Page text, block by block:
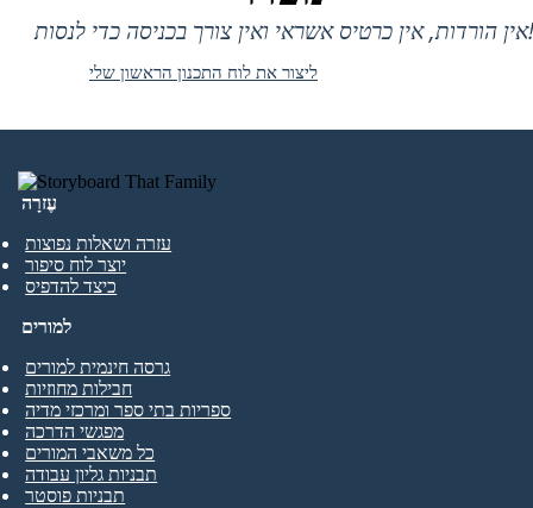
אין הורדות, אין כרטיס אשראי ואין צורך בכניסה כדי לנסות!
ליצור את לוח התכנון הראשון שלי
עֶזרָה
עזרה ושאלות נפוצות
יוצר לוח סיפור
כיצד להדפיס
למורים
גרסה חינמית למורים
חבילות מחוזיות
ספריות בתי ספר ומרכזי מדיה
מפגשי הדרכה
כל משאבי המורים
תבניות גליון עבודה
תבניות פוסטר